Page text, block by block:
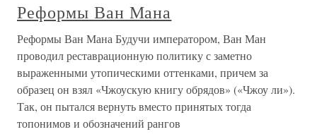
Реформы Ван Мана
Реформы Ван Мана Будучи императором, Ван Ман
проводил реставрационную политику с заметно
выраженными утопическими оттенками, причем за
образец он взял «Чжоускую книгу обрядов» («Чжоу ли»).
Так, он пытался вернуть вместо принятых тогда
топонимов и обозначений рангов